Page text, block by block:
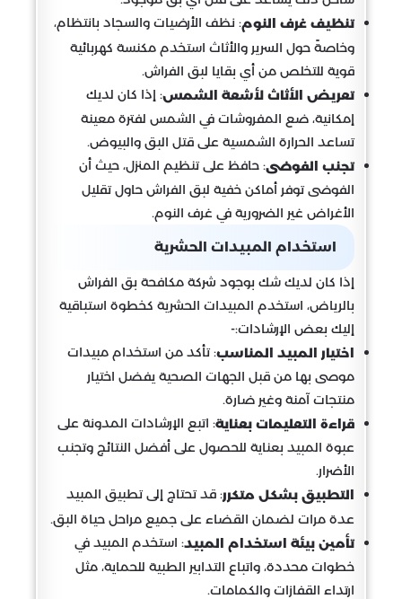
تنظيف غرف النوم: نظف الأرضيات والسجاد بانتظام،
وخاصةً حول السرير والأثاث استخدم مكنسة كهربائية
قوية للتخلص من أي بقايا لبق الفراش.
تعريض الأثاث لأشعة الشمس: إذا كان لديك
إمكانية، ضع المفروشات في الشمس لفترة معينة
تساعد الحرارة الشمسية على قتل البق والبيوض.
تجنب الفوضى: حافظ على تنظيم المنزل، حيث أن
الفوضى توفر أماكن خفية لبق الفراش حاول تقليل
الأغراض غير الضرورية في غرف النوم.
استخدام المبيدات الحشرية
إذا كان لديك شك بوجود شركة مكافحة بق الفراش
بالرياض، استخدم المبيدات الحشرية كخطوة استباقية
إليك بعض الإرشادات:-
اختيار المبيد المناسب: تأكد من استخدام مبيدات
موصى بها من قبل الجهات الصحية يفضل اختيار
منتجات آمنة وغير ضارة.
قراءة التعليمات بعناية: اتبع الإرشادات المدونة على
عبوة المبيد بعناية للحصول على أفضل النتائج وتجنب
الأضرار.
التطبيق بشكل متكرر: قد تحتاج إلى تطبيق المبيد
عدة مرات لضمان القضاء على جميع مراحل حياة البق.
تأمين بيئة استخدام المبيد: استخدم المبيد في
خطوات محددة، واتباع التدابير الطبية للحماية، مثل
ارتداء القفازات والكمامات.